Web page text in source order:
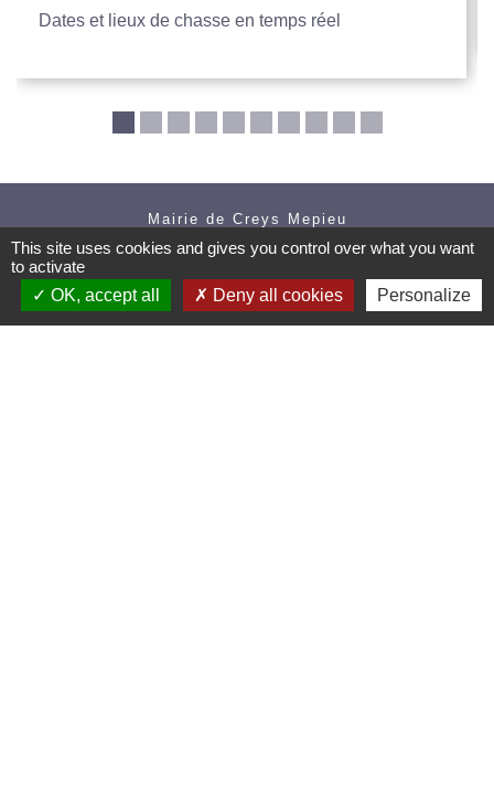
Dates et lieux de chasse en temps réel
Mairie de Creys Mepieu
Commune de Creys-Mépieu
38510 Creys-Mépieu - FRANCE
+33 4 74 97 72 86
This site uses cookies and gives you control over what you want
to activate
OK, accept all
Deny all cookies Personalize